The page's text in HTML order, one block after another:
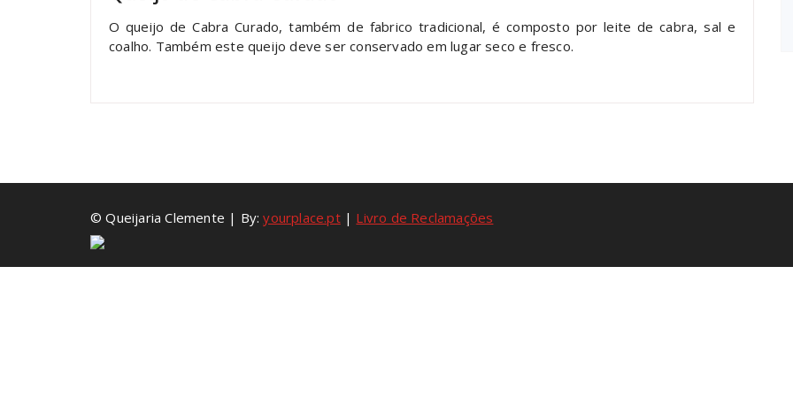
O queijo de Cabra Curado, também de fabrico tradicional, é composto por leite de cabra, sal e
coalho. Também este queijo deve ser conservado em lugar seco e fresco.
© Queijaria Clemente | By:yourplace.pt| Livro de Reclamações